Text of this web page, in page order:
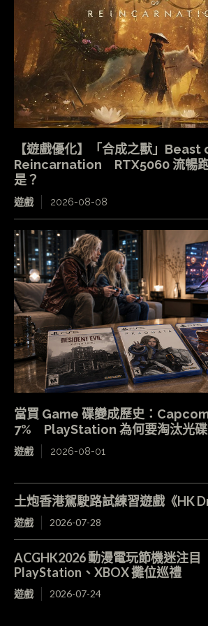
【遊戲優化】「合成之獸」Beast
Reincarnation RTX5060 流暢跑
是？
遊戲 2026-08-08
當買 Game 碟變成歷史：
7% PlayStation 為何要淘汰光碟
遊戲 2026-08-01
土炮香港駕駛路試練習遊戲《HK
遊戲 2026-07-28
ACGHK2026 動漫電玩節機迷注
PlayStation、XBOX 攤位巡禮
遊戲 2026-07-24